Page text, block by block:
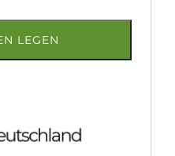
LEGEN